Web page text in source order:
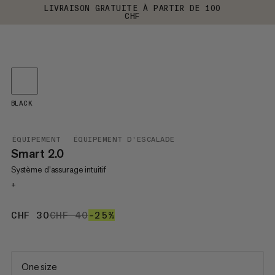
LIVRAISON GRATUITE À PARTIR DE 100
CHF
ÉQUIPEMENT ÉQUIPEMENT D'ESCALADE
Smart 2.0
Système d’assurage intuitif
+
CHF 30CHF 30
CHF 40CHF 40
–25%
BLACK
One size